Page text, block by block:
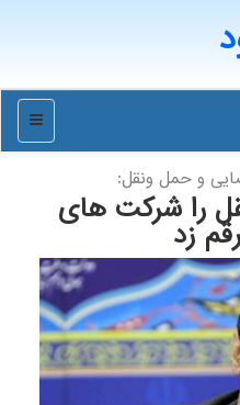
منو
و حمل ونقل:
را شرکت های
زد